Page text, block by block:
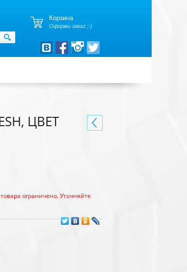
Корзина
Оформи заказ ;-)
ЦВЕТ
ограничено. Уточняйте